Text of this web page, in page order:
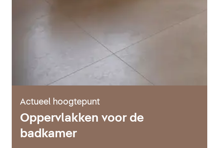
Actueel hoogtepunt
Oppervlakken voor de
badkamer